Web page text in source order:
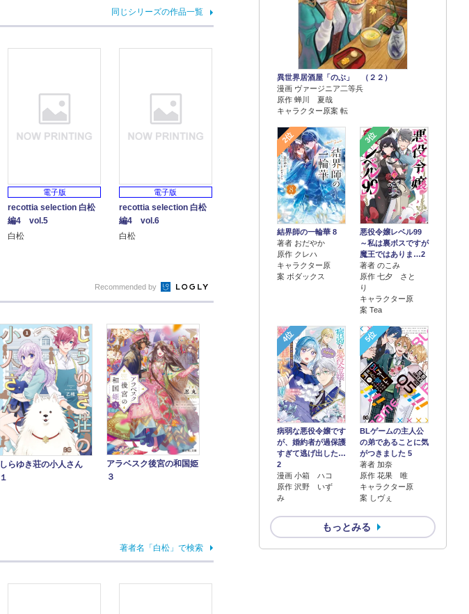
同じシリーズの作品一覧
電子版
recottia selection 白松
編4 vol.5
白松
電子版
recottia selection 白松
編4 vol.6
白松
異世界居酒屋「のぶ」 （２２）
漫画 ヴァージニア二等兵
原作 蝉川 夏哉
キャラクター原案 転
2位
結界師の一輪華 8
著者 おだやか
原作 クレハ
キャラクター原
案 ボダックス
3位
悪役令嬢レベル99
～私は裏ボスですが
魔王ではありま…2
著者 のこみ
原作 七夕 さと
り
キャラクター原
案 Tea
4位
病弱な悪役令嬢です
が、婚約者が過保護
すぎて逃げ出した…
2
漫画 小箱 ハコ
原作 沢野 いず
み
5位
BLゲームの主人公
の弟であることに気
がつきました 5
著者 加奈
原作 花果 唯
キャラクター原
案 しヴぇ
もっとみる
Recommended by
しらゆき荘の小人さん
１
アラベスク後宮の和国姫
３
著者名「白松」で検索